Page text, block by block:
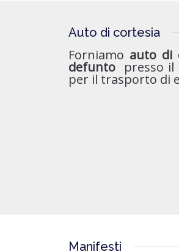
Auto di cortesia
Forniamo auto di
defunto presso il
per il trasporto di
Manifesti